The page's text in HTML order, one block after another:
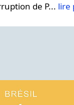
de P... lire